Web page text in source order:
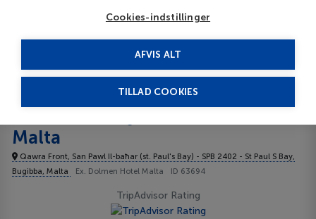
Cookies-indstillinger
AFVIS ALT
TILLAD COOKIES
St. Pauls Bay
DoubleTree by Hilton Malta 4****
Malta
Qawra Front, San Pawl Il-baħar (st. Paul's Bay) - SPB 2402 - St Paul S Bay,
Bugibba, Malta
Ex. Dolmen Hotel Malta ID 63694
TripAdvisor Rating